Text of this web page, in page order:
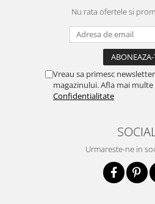
Nu rata ofertele si
Vreau sa primesc
magazinului. Afla mai multe
Confidentialitate
Urmareste-ne in